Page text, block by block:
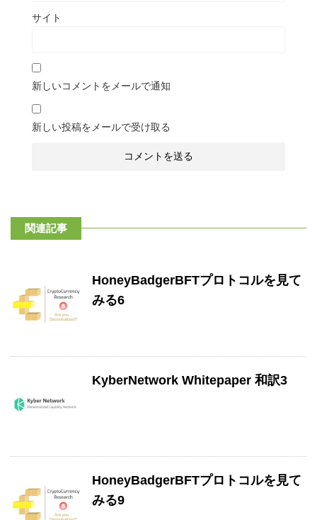
サイト
新しいコメントをメールで通知
新しい投稿をメールで受け取る
関連記事
HoneyBadgerBFTプロトコルを見て
みる6
KyberNetwork Whitepaper 和訳3
HoneyBadgerBFTプロトコルを見て
みる9